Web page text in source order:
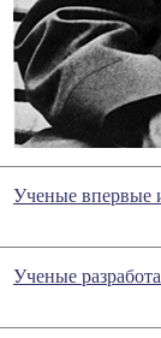
Ученые впервые
Ученые